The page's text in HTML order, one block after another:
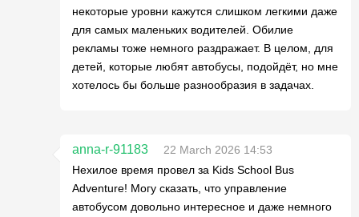
некоторые уровни кажутся слишком легкими даже
для самых маленьких водителей. Обилие
рекламы тоже немного раздражает. В целом, для
детей, которые любят автобусы, подойдёт, но мне
хотелось бы больше разнообразия в задачах.
anna-r-91183
22 March 2026 14:53
Нехилое время провел за Kids School Bus
Adventure! Могу сказать, что управление
автобусом довольно интересное и даже немного